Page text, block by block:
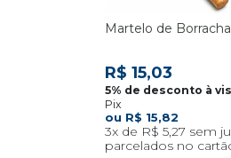
Martelo de Borracha
R$ 15,82
3x R$ 5,27
R$ 15,03
Pix